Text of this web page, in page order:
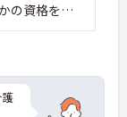
。の資格を所
護